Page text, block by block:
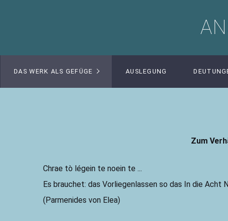
DAS WERK ALS GEFÜGE AUSLEGUNG
Zum
Chrae tò légein te noein te ...
Es brauchet: das Vorliegenlassen so das In die Acht
(Parmenides von Elea)